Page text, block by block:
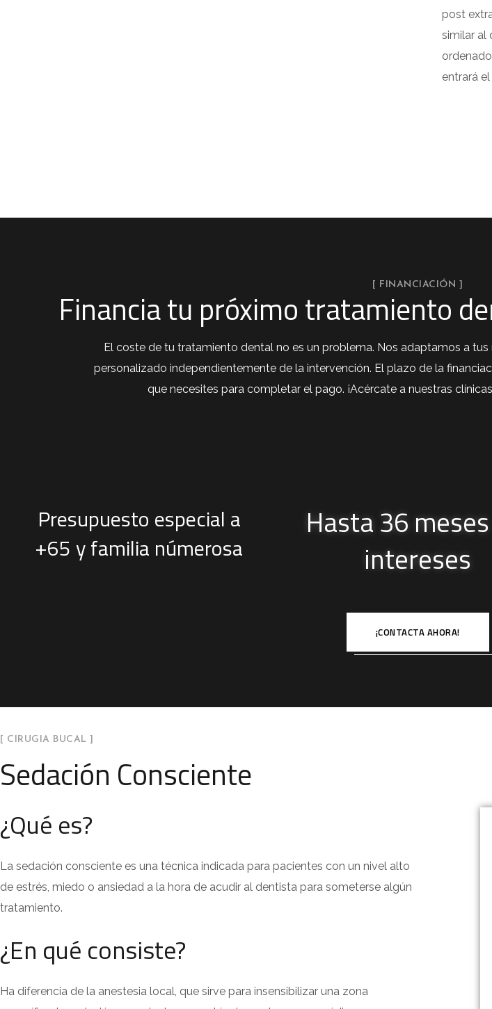
post
similar al
entrará
[ FINANCIACIÓN ]
Financia tu próximo tratamiento
El coste de tu tratamiento dental no es un problema. Nos adaptamos a
personalizado independientemente de la intervención. El plazo de la
que necesites para completar el pago. ¡Acércate a nuestras
Presupuesto especial a
+65 y familia númerosa
Hasta 36
intereses
¡CONTACTA AHORA!
[ CIRUGIA BUCAL ]
Sedación Consciente
¿Qué es?
La sedación consciente es una técnica indicada para pacientes con un nivel alto
de estrés, miedo o ansiedad a la hora de acudir al dentista para someterse algún
tratamiento.
¿En qué consiste?
Ha diferencia de la anestesia local, que sirve para insensibilizar una zona